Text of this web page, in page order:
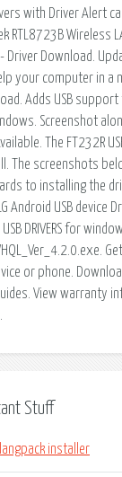
with Driver Alert
RTL8723B Wireless
Driver Download.
your computer in a
Adds USB
Screenshot
The FT232R
The screenshots
to installing the
Android USB device
DRIVERS for
or phone.
View warranty
Stuff
installer